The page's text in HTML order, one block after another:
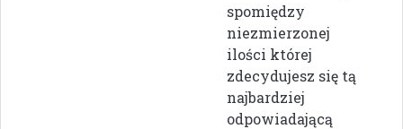
spomiędzy
niezmierzonej
ilości której
zdecydujesz się tą
najbardziej
odpowiadającą